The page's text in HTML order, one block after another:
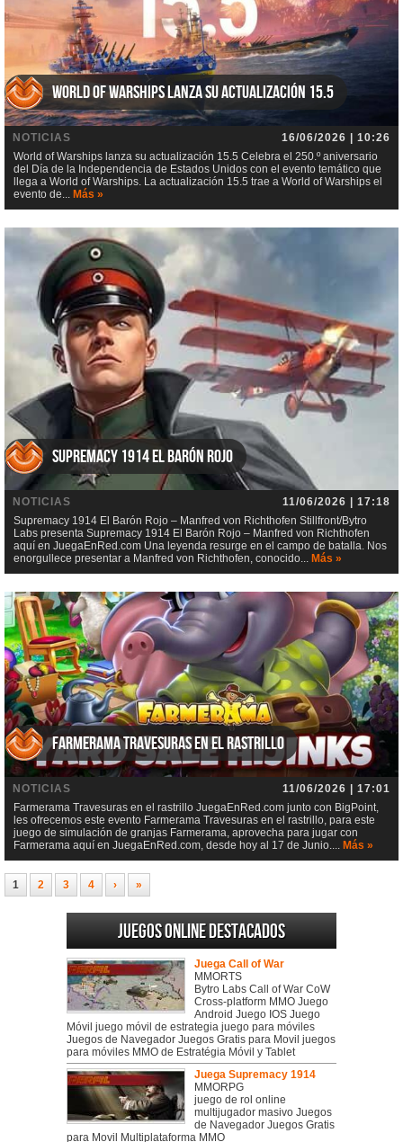
World of Warships lanza su actualización 15.5
NOTICIAS
16/06/2026 | 10:26
World of Warships lanza su actualización 15.5 Celebra el 250.º aniversario
del Día de la Independencia de Estados Unidos con el evento temático que
llega a World of Warships. La actualización 15.5 trae a World of Warships el
evento de... Más »
Supremacy 1914 El Barón Rojo
NOTICIAS
11/06/2026 | 17:18
Supremacy 1914 El Barón Rojo – Manfred von Richthofen Stillfront/Bytro
Labs presenta Supremacy 1914 El Barón Rojo – Manfred von Richthofen
aquí en JuegaEnRed.com Una leyenda resurge en el campo de batalla. Nos
enorgullece presentar a Manfred von Richthofen, conocido... Más »
Farmerama Travesuras en el rastrillo
NOTICIAS
11/06/2026 | 17:01
Farmerama Travesuras en el rastrillo JuegaEnRed.com junto con BigPoint,
les ofrecemos este evento Farmerama Travesuras en el rastrillo, para este
juego de simulación de granjas Farmerama, aprovecha para jugar con
Farmerama aquí en JuegaEnRed.com, desde hoy al 17 de Junio.... Más »
1 2 3 4 › »
Juegos online destacados
Juega Call of War
MMORTS
Bytro Labs Call of War CoW
Cross-platform MMO Juego
Android Juego IOS Juego
Móvil juego móvil de estrategia juego para móviles
Juegos de Navegador Juegos Gratis para Movil juegos
para móviles MMO de Estratégia Móvil y Tablet
Juega Supremacy 1914
MMORPG
juego de rol online
multijugador masivo Juegos
de Navegador Juegos Gratis
para Movil Multiplataforma MMO